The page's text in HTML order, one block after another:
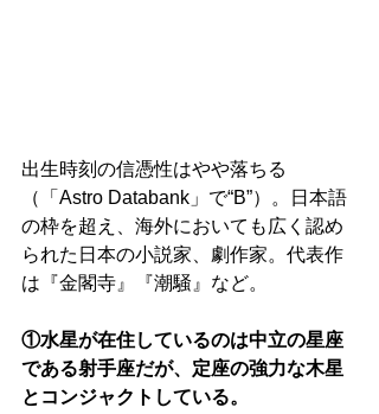
出生時刻の信憑性はやや落ちる
（「Astro Databank」で“B”）。日本語
の枠を超え、海外においても広く認め
られた日本の小説家、劇作家。代表作
は『金閣寺』『潮騒』など。
①水星が在住しているのは中立の星座
である射手座だが、定座の強力な木星
とコンジャクトしている。